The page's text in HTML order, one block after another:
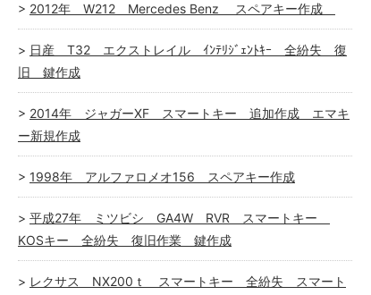
2012年 W212 Mercedes Benz スペアキー作成
日産 T32 エクストレイル ｲﾝﾃﾘｼﾞｪﾝﾄｷｰ 全紛失 復
旧 鍵作成
2014年 ジャガーXF スマートキー 追加作成 エマキ
ー新規作成
1998年 アルファロメオ156 スペアキー作成
平成27年 ミツビシ GA4W RVR スマートキー
KOSキー 全紛失 復旧作業 鍵作成
レクサス NX200ｔ スマートキー 全紛失 スマート